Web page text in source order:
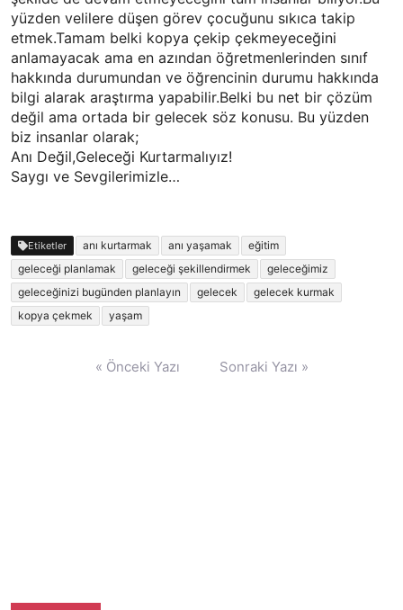
yüzden velilere düşen görev çocuğunu sıkıca takip
etmek.Tamam belki kopya çekip çekmeyeceğini
anlamayacak ama en azından öğretmenlerinden sınıf
hakkında durumundan ve öğrencinin durumu hakkında
bilgi alarak araştırma yapabilir.Belki bu net bir çözüm
değil ama ortada bir gelecek söz konusu. Bu yüzden
biz insanlar olarak;
Anı Değil,Geleceği Kurtarmalıyız!
Saygı ve Sevgilerimizle…
Etiketler anı kurtarmak anı yaşamak
eğitim
geleceği planlamak
geleceği şekillendirmek
geleceğimiz
geleceğinizi bugünden planlayın
gelecek
gelecek kurmak
kopya çekmek
yaşam
« Önceki Yazı Sonraki Yazı »